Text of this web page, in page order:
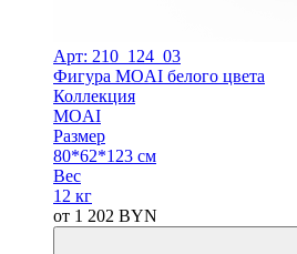
Арт: 210_124_03
Фигура MOAI белого цвета
Коллекция
MOAI
Размер
80*62*123 см
Вес
12 кг
от 1 202 BYN